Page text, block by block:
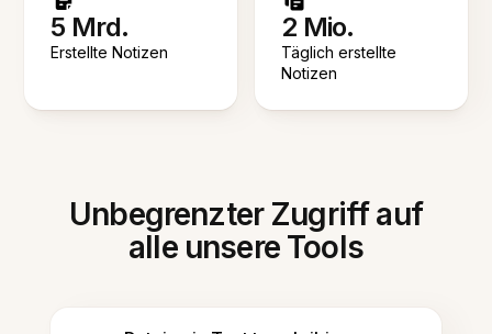
5 Mrd.
Erstellte Notizen
2 Mio.
Täglich erstellte
Notizen
Unbegrenzter Zugriff auf
alle unsere Tools